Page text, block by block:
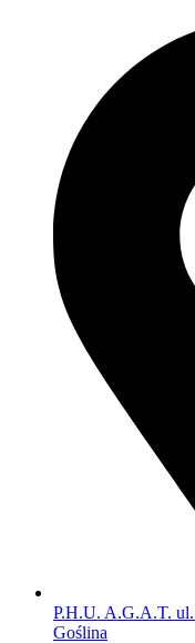
P.H.U. A.G.A.T. ul.
Goślina